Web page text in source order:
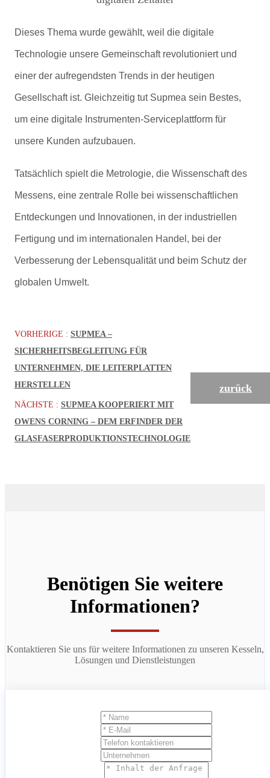
Dieses Thema wurde gewählt, weil die digitale
Technologie unsere Gemeinschaft revolutioniert und
einer der aufregendsten Trends in der heutigen
Gesellschaft ist. Gleichzeitig tut Supmea sein Bestes,
um eine digitale Instrumenten-Serviceplattform für
unsere Kunden aufzubauen.
Tatsächlich spielt die Metrologie, die Wissenschaft des
Messens, eine zentrale Rolle bei wissenschaftlichen
Entdeckungen und Innovationen, in der industriellen
Fertigung und im internationalen Handel, bei der
Verbesserung der Lebensqualität und beim Schutz der
globalen Umwelt.
VORHERIGE : SUPMEA –
SICHERHEITSBEGLEITUNG FÜR
UNTERNEHMEN, DIE LEITERPLATTEN
HERSTELLEN
NÄCHSTE : SUPMEA KOOPERIERT MIT
OWENS CORNING – DEM ERFINDER DER
GLASFASERPRODUKTIONSTECHNOLOGIE
zurück
Benötigen Sie weitere
Informationen?
Kontaktieren Sie uns für weitere Informationen zu unseren Kesseln,
Lösungen und Dienstleistungen